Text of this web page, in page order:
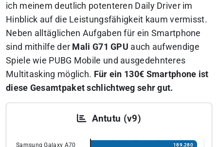
ich meinem deutlich potenteren Daily Driver im
Hinblick auf die Leistungsfähigkeit kaum vermisst.
Neben alltäglichen Aufgaben für ein Smartphone
sind mithilfe der Mali G71 GPU auch aufwendige
Spiele wie PUBG Mobile und ausgedehnteres
Multitasking möglich. Für ein 130€ Smartphone ist
diese Gesamtpaket schlichtweg sehr gut.
Antutu (v9)
Samsung Galaxy A70 189.280